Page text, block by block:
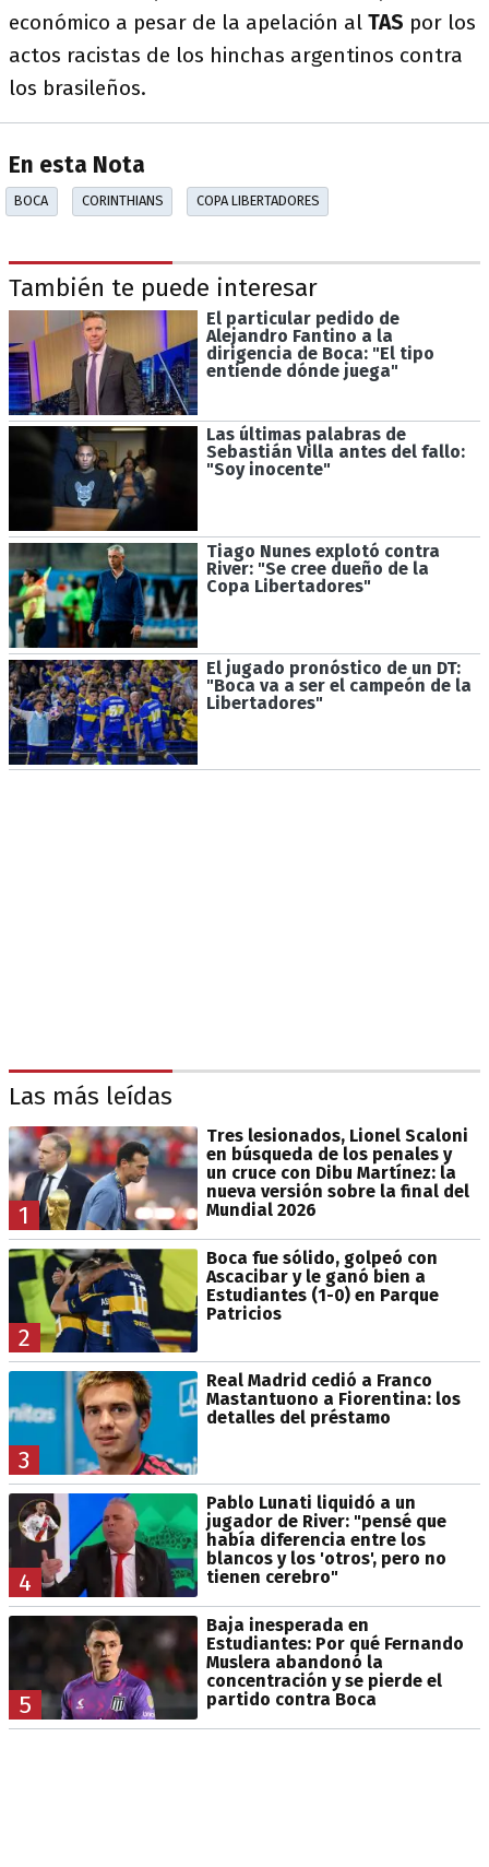
económico a pesar de la apelación al TAS por los
actos racistas de los hinchas argentinos contra
los brasileños.
En esta Nota
BOCA CORINTHIANS COPA LIBERTADORES
También te puede interesar
El particular pedido de
Alejandro Fantino a la
dirigencia de Boca: "El tipo
entiende dónde juega"
Las últimas palabras de
Sebastián Villa antes del fallo:
"Soy inocente"
Tiago Nunes explotó contra
River: "Se cree dueño de la
Copa Libertadores"
El jugado pronóstico de un DT:
"Boca va a ser el campeón de la
Libertadores"
Las más leídas
1
Tres lesionados, Lionel Scaloni
en búsqueda de los penales y
un cruce con Dibu Martínez: la
nueva versión sobre la final del
Mundial 2026
2
Boca fue sólido, golpeó con
Ascacibar y le ganó bien a
Estudiantes (1-0) en Parque
Patricios
3
Real Madrid cedió a Franco
Mastantuono a Fiorentina: los
detalles del préstamo
4
Pablo Lunati liquidó a un
jugador de River: "pensé que
había diferencia entre los
blancos y los 'otros', pero no
tienen cerebro"
5
Baja inesperada en
Estudiantes: Por qué Fernando
Muslera abandonó la
concentración y se pierde el
partido contra Boca